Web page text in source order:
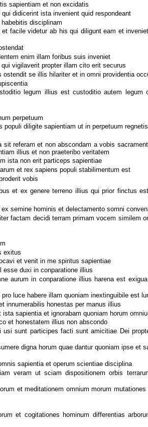
sapientiam et non excidatis
didicerint ista invenient quid respondeant
disciplinam
facile videtur ab his qui diligunt eam et
enim illam foribus suis inveniet
vigilaverit propter illam cito erit securus
se illis hilariter et in omni providentia
legum illius est custoditio autem legum
perpetuum
diligite sapientiam ut in perpetuum regnetis
referam et non abscondam a vobis
illius et non praeteribo veritatem
ista non erit particeps sapientiae
et rex sapiens populi stabilimentum est
vobis
et ex genere terreno illius qui prior finctus
semine hominis et delectamento somni
factam decidi terram primam vocem similem
exitus
et venit in me spiritus sapientiae
duxi in conparatione illius
aurum in conparatione illius harena est
luce habere illam quoniam inextinguibile est
innumerabilis honestas per manus illius
sapientia et ignorabam quoniam horum
et honestatem illius non abscondo
sunt participes facti sunt amicitiae Dei
digna horum quae dantur quoniam ipse et
sapientia et operum scientiae disciplina
veram ut sciam dispositionem orbis
et meditationem omnium morum
et cogitationes hominum differentias